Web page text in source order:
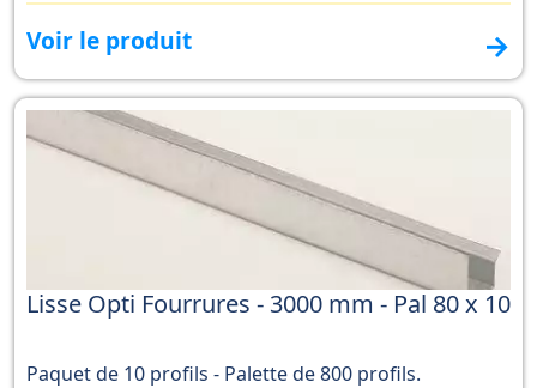
Voir le produit →
Lisse Opti Fourrures - 3000 mm - Pal 80 x 10
Paquet de 10 profils - Palette de 800 profils.